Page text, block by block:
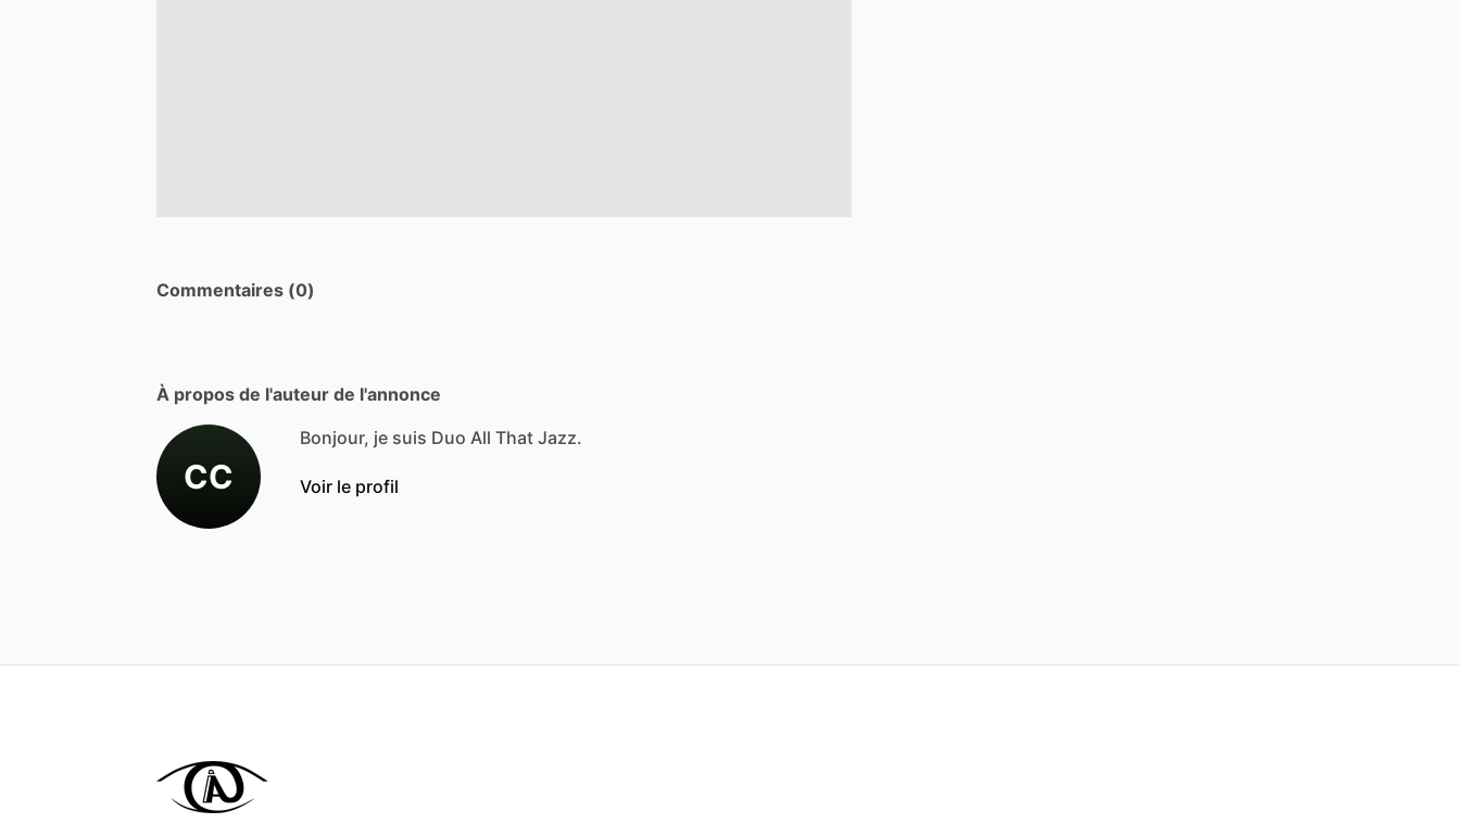
Commentaires (0)
À propos de l'auteur de l'annonce
CC
Bonjour, je suis Duo All That Jazz.
Voir le profil